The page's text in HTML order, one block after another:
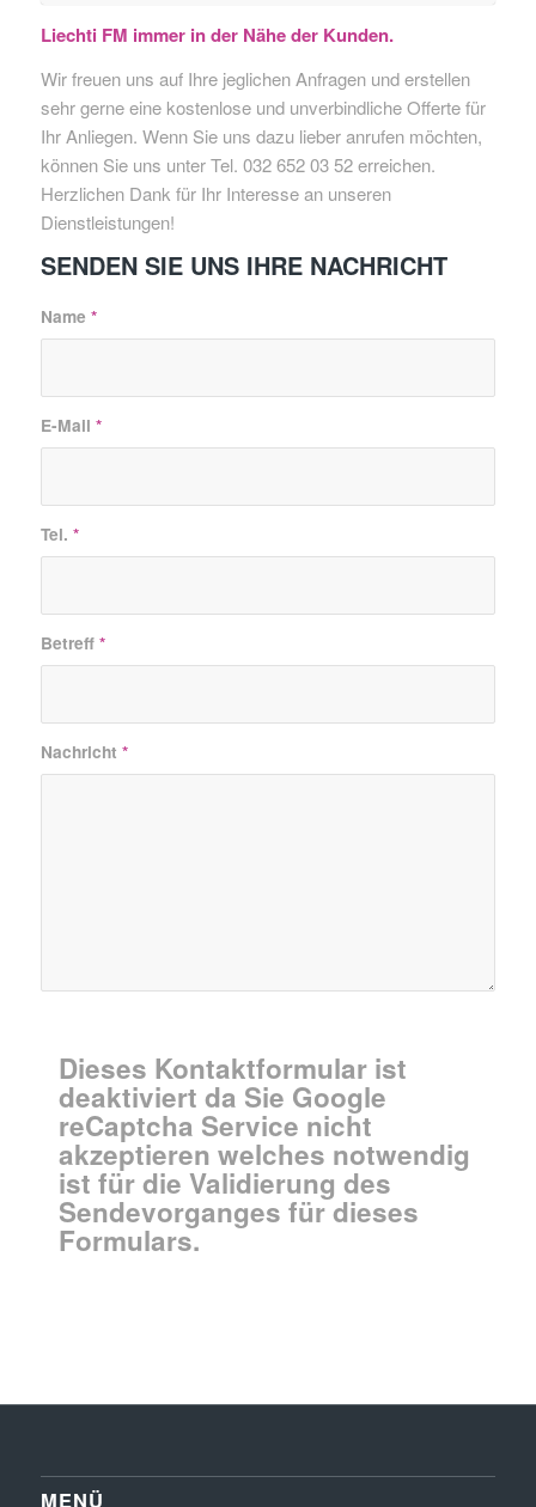
Liechti FM immer in der Nähe der Kunden.
Wir freuen uns auf Ihre jeglichen Anfragen und erstellen
sehr gerne eine kostenlose und unverbindliche Offerte für
Ihr Anliegen. Wenn Sie uns dazu lieber anrufen möchten,
können Sie uns unter Tel. 032 652 03 52 erreichen.
Herzlichen Dank für Ihr Interesse an unseren
Dienstleistungen!
SENDEN SIE UNS IHRE NACHRICHT
Name *
E-Mail *
Tel. *
Betreff *
Nachricht *
Dieses Kontaktformular ist
deaktiviert da Sie Google
reCaptcha Service nicht
akzeptieren welches notwendig
ist für die Validierung des
Sendevorganges für dieses
Formulars.
MENÜ